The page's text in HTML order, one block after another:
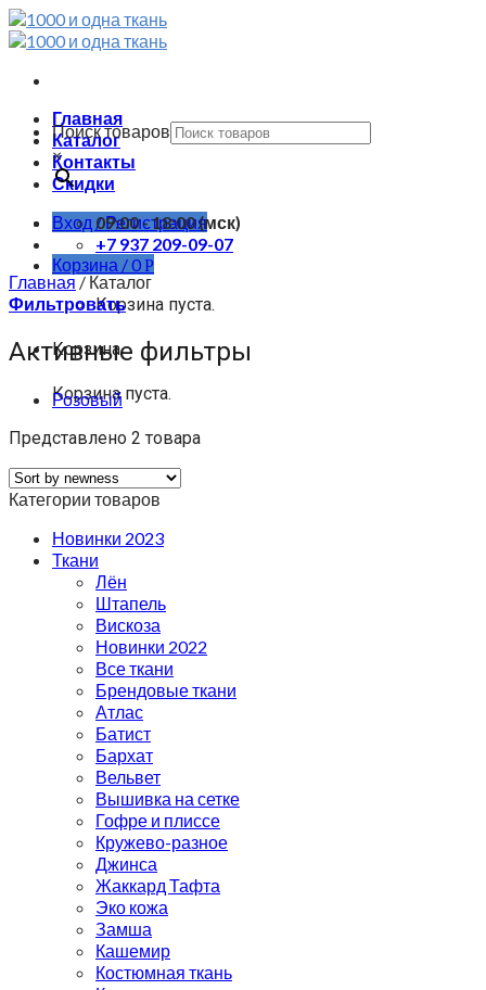
Skip
to
Главная
Каталог
Контакты
Скидки
Вход / Регистрация
Корзина /0Р
Корзина пуста.
Корзина
Корзина пуста.
Поиск товаров
×
09:00 - 18:00 (мск)
+7 937 209-09-07
Главная/Каталог
Фильтровать
Активные фильтры
Розовый
Представлено 2 товара
Категории товаров
Новинки 2023
Ткани
Лён
Штапель
Вискоза
Новинки 2022
Все ткани
Брендовые ткани
Атлас
Батист
Бархат
Вельвет
Вышивка на сетке
Гофре и плиссе
Кружево-разное
Джинса
Жаккард Тафта
Эко кожа
Замша
Кашемир
Костюмная ткань